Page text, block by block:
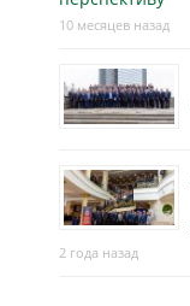
10 месяцев назад
2 года назад